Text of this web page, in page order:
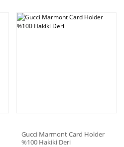
Gucci Marmont Card Holder
%100 Hakiki Deri